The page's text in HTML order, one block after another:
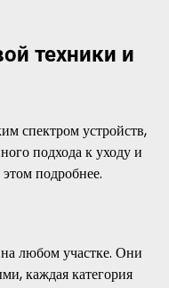
техники и
спектром устройств,
подхода к уходу и
подробнее.
любом участке. Они
каждая категория